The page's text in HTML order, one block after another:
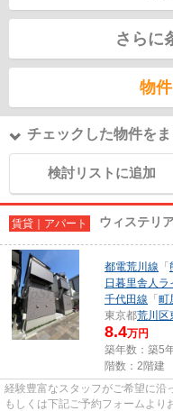
さらに
物
チェックした物件を
検討リストに追加
賃貸｜アパート ウィステリ
都電荒川線 「
日暮里舎人ラ
千代田線 「 町
東京都荒川区
8.4万円
築年数：築5
階数：2階建
経験豊富なスタッフがご希望に沿
もしくは下記ご予約フォームより